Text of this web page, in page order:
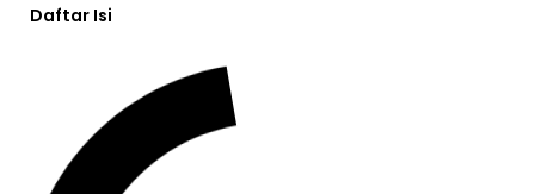
Daftar Isi